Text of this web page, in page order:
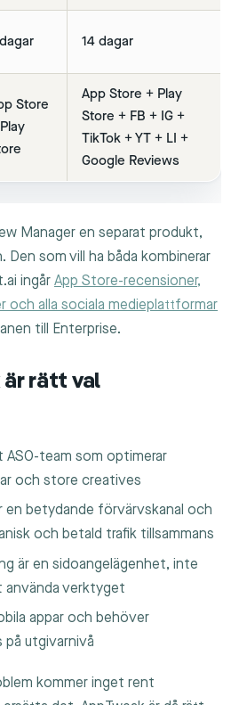
14 dagar
Store
App Store + Play
Store + FB + IG +
TikTok + YT + LI +
Google Reviews
Manager en separat produkt,
Den som vill ha båda kombinerar
ingår App Store-recensioner,
och alla sociala medieplattformar
till Enterprise.
är rätt val
ASO-team som optimerar
och store creatives
en betydande förvärvskanal och
och betald trafik tillsammans
är en sidoangelägenhet, inte
verktyget
appar och behöver
på utgivarnivå
kommer inget rent